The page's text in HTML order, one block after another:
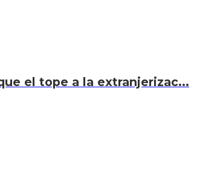
el tope a la extranjerizac...